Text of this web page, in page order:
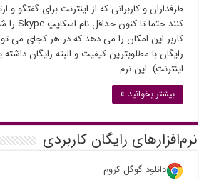
طرفداران و کاربرانی که از اینترنت برای گفتگو و
کاربر این امکان را می دهد که در هر کجای می
رایگان با مطلوبترین کیفیت و البته رایگان داشته
اینترنت). این نرم …
بیشتر بخوانید »
نرم‌افزارهای رایگان کاربردی
دانلود گوگل کروم